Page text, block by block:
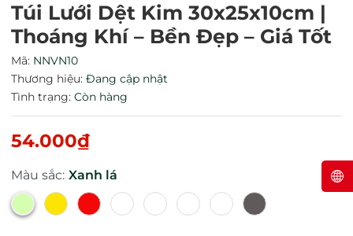
Túi Lưới Dệt Kim 30x25x10cm |
Thoáng Khí – Bền Đẹp – Giá Tốt
Mã: NNVN10
Thương hiệu: Đang cập nhật
Tình trạng: Còn hàng
54.000₫
Màu sắc: Xanh lá